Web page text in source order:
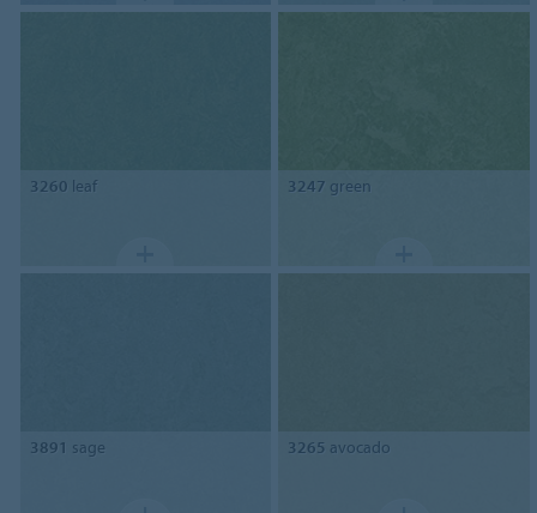
3260 leaf 3247 green
3891 sage 3265 avocado